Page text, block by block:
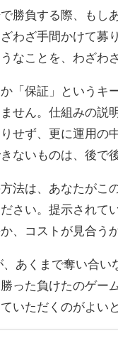
勝負する際、もし
わざ手間かけて
なことを、わざわ
「保証」というキ
せん。仕組みの説
せず、更に運用
ないものは、後で
法は、あなたがこ
さい。提示されて
、コストが見合う
あくまで奪い合
った負けたのゲー
いただくのがよい